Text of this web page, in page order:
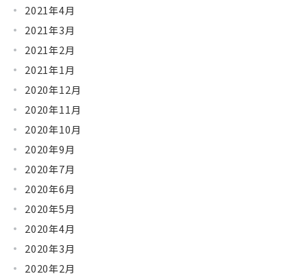
2021年4月
2021年3月
2021年2月
2021年1月
2020年12月
2020年11月
2020年10月
2020年9月
2020年7月
2020年6月
2020年5月
2020年4月
2020年3月
2020年2月